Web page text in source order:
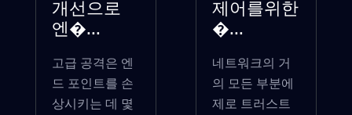
개선으로
엔�...
고급 공격은 엔
드 포인트를 손
상시키는 데 몇
제어를위한
�...
네트워크의 거
의 모든 부분에
제로 트러스트